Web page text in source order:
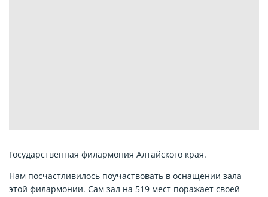
Государственная филармония Алтайского края.
Нам посчастливилось поучаствовать в оснащении зала
этой филармонии. Сам зал на 519 мест поражает своей